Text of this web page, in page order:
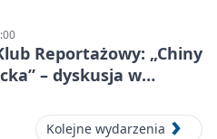
Reportażowy: „Chiny
– dyskusja w
Kolejne wydarzenia